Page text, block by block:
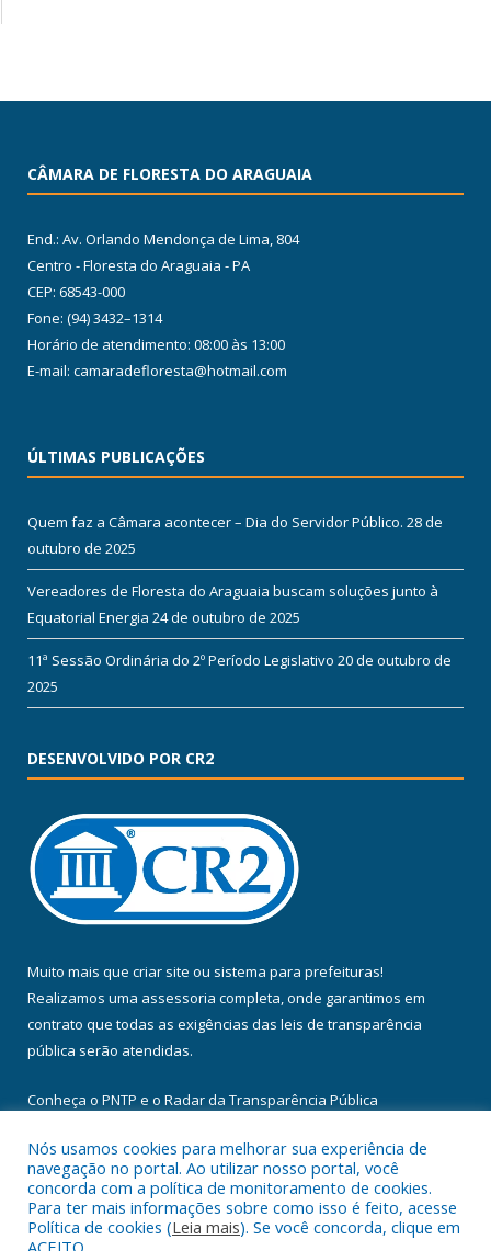
CÂMARA DE FLORESTA DO ARAGUAIA
End.: Av. Orlando Mendonça de Lima, 804
Centro - Floresta do Araguaia - PA
CEP: 68543-000
Fone: (94) 3432–1314
Horário de atendimento: 08:00 às 13:00
E-mail: camaradefloresta@hotmail.com
ÚLTIMAS PUBLICAÇÕES
Quem faz a Câmara acontecer – Dia do Servidor Público. 28 de
outubro de 2025
Vereadores de Floresta do Araguaia buscam soluções junto à
Equatorial Energia 24 de outubro de 2025
11ª Sessão Ordinária do 2º Período Legislativo 20 de outubro de
2025
DESENVOLVIDO POR CR2
Muito mais que criar site ou sistema para prefeituras!
Realizamos uma assessoria completa, onde garantimos em
contrato que todas as exigências das leis de transparência
pública serão atendidas.
Conheça o PNTP e o Radar da Transparência Pública
Todos os direitos reservados a Câmara Municipal de Floresta do
Araguaia.
Nós usamos cookies para melhorar sua experiência de
navegação no portal. Ao utilizar nosso portal, você
concorda com a política de monitoramento de cookies.
Para ter mais informações sobre como isso é feito, acesse
Política de cookies (Leia mais). Se você concorda, clique em
ACEITO.